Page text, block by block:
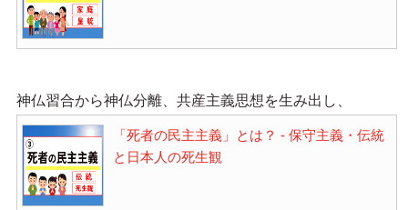
神仏習合から神仏分離、共産主義思想を生み出し、
「死者の民主主義」とは？ - 保守主義・伝統
と日本人の死生観